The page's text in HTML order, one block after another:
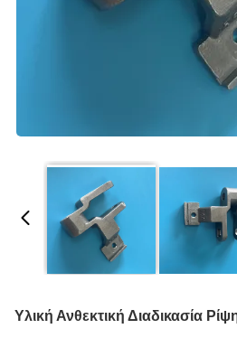
Υλική Ανθεκτική Διαδικασία